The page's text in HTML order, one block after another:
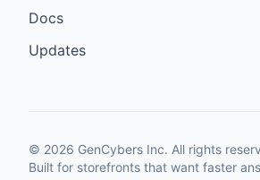
Docs
Updates
© 2026 GenCybers Inc. All rights
Built for storefronts that want faster